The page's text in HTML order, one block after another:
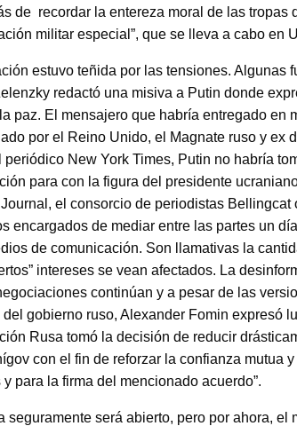
de recordar la entereza moral de las tropas
militar especial”, que se lleva a cabo en
estuvo teñida por las tensiones. Algunas
redactó una misiva a Putin donde
paz. El mensajero que habría entregado en
por el Reino Unido, el Magnate ruso y ex
New York Times, Putin no habría
para con la figura del presidente
el consorcio de periodistas Bellingcat
encargados de mediar entre las partes un
de comunicación. Son llamativas la
intereses se vean afectados. La
continúan y a pesar de las
gobierno ruso, Alexander Fomin expresó
Rusa tomó la decisión de reducir
con el fin de reforzar la confianza mutua
para la firma del mencionado acuerdo”.
seguramente será abierto, pero por ahora, el